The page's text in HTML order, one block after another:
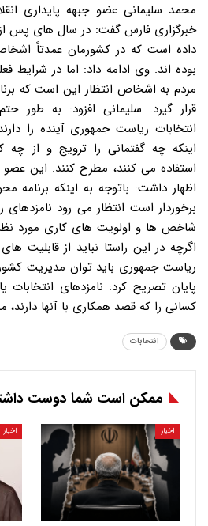
محمد سلیمانی عضو جبهه پایداری
خبرگزاری فارس گفت: در سال های پس از
داده است که در کشورمان عمدتاً
بوده اند. وی ادامه داد: اما در شرایط
مردم به اشخاص انتظار این است که
قرار گیرد. سلیمانی افزود: به طور
انتخابات ریاست جمهوری آینده را
اینکه چه گفتمانی را ترویج و از چه
استفاده می کنند، مطرح کنند. این عضو
اظهار داشت: باتوجه به اینکه برنامه
برخوردار است انتظار می رود
شاخص ها و اولویت های کاری مورد نظر
اگرچه در این راستا نباید از قابلیت
ریاست جمهوری باید توان مدیریت
پایان تصریح کرد: نامزدهای
کسانی را که قصد همکاری با آنها
انتخابات
ممکن است شما دوست
اخبار اخبار